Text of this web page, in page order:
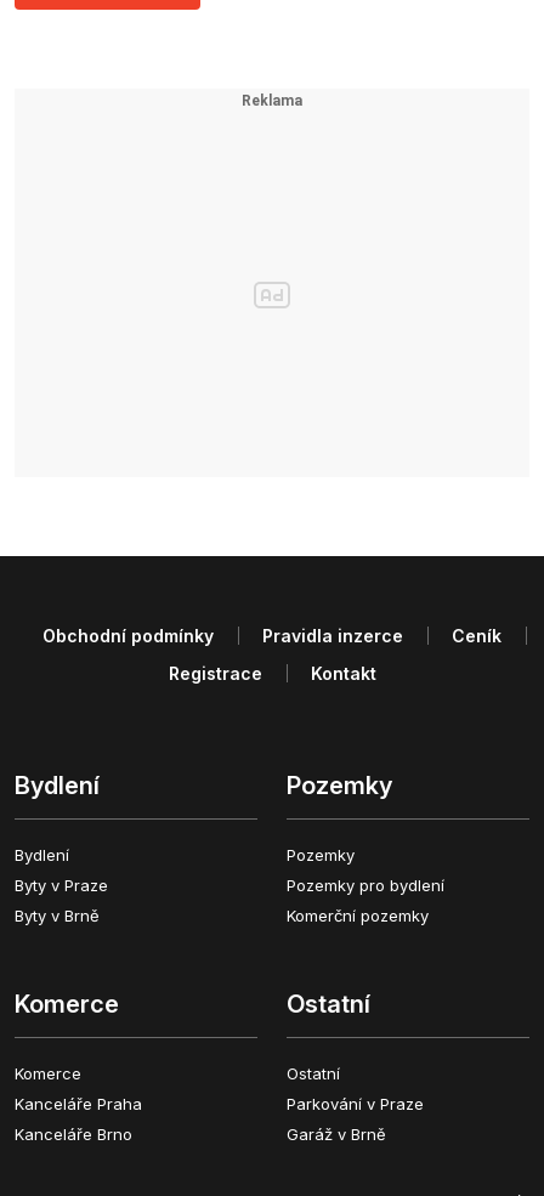
Bydlení
Bydlení
Byty v Praze
Byty v Brně
Pozemky
Pozemky
Pozemky pro bydlení
Komerční pozemky
Komerce
Komerce
Kanceláře Praha
Kanceláře Brno
Ostatní
Ostatní
Parkování v Praze
Garáž v Brně
Obchodní podmínky Pravidla inzerce
Ceník
Registrace
Kontakt